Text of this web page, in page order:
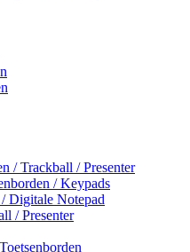
/ Trackball / Presenter
/ Keypads
Digitale Notepad
/ Presenter